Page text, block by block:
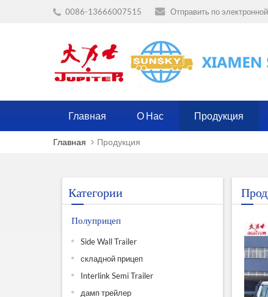
0086-13666007515 Отправить по
Главная О Нас Продукция
Главная Продукция
Категории
Полуприцеп
Side Wall Trailer
складной прицеп
Interlink Semi Trailer
дамп трейлер